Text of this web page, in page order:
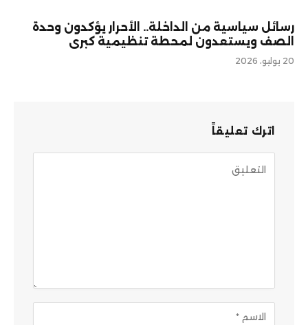
رسائل سياسية من الداخلة.. الأحرار يؤكدون وحدة
الصف ويستعدون لمحطة تنظيمية كبرى
20 يوليو، 2026
اترك تعليقاً